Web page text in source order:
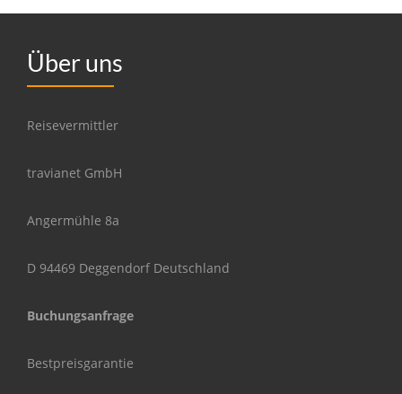
Über uns
Reisevermittler
travianet GmbH
Angermühle 8a
D 94469 Deggendorf Deutschland
Buchungsanfrage
Bestpreisgarantie